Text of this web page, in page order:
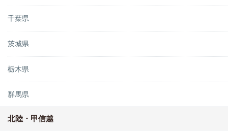
千葉県
茨城県
栃木県
群馬県
北陸・甲信越